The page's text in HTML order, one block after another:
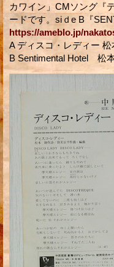
カワイン」CMソング『
ードです。siｄe B『
https://ameblo.jp/
A ディスコ・レディー
B Sentimental Hotel 松